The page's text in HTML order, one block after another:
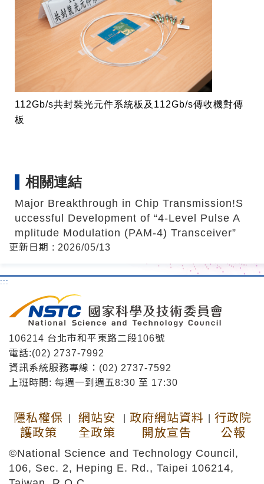
112Gb/s共封裝光元件系統板及112Gb/s傳收機對傳
板
相關連結
Major Breakthrough in Chip Transmission!S
uccessful Development of “4-Level Pulse A
mplitude Modulation (PAM-4) Transceiver”
更新日期 : 2026/05/13
:::
106214 台北市和平東路二段106號
電話:(02) 2737-7992
資訊系統服務專線：(02) 2737-7592
上班時間: 每週一到週五8:30 至 17:30
隱私權保
護政策
網站安
全政策
政府網站資料
開放宣告
行政院
公報
©National Science and Technology Council,
106, Sec. 2, Heping E. Rd., Taipei 106214,